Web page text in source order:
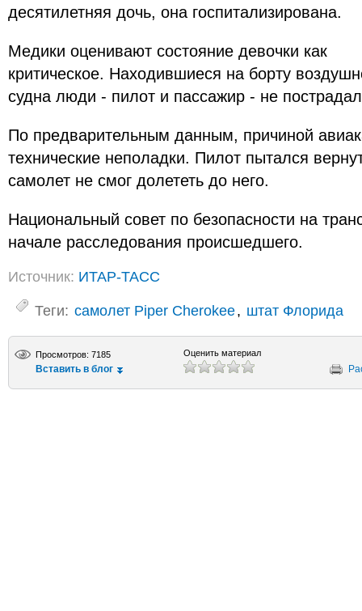
десятилетняя дочь, она госпитализирована.
Медики оценивают состояние девочки как
критическое. Находившиеся на борту
судна люди - пилот и пассажир - не
По предварительным данным, причиной
технические неполадки. Пилот пытался
самолет не смог долететь до него.
Национальный совет по безопасности на
начале расследования происшедшего.
Источник: ИТАР-ТАСС
Теги: самолет Piper Cherokee, штат Флорида
Просмотров: 7185
Вставить в блог
Оценить материал